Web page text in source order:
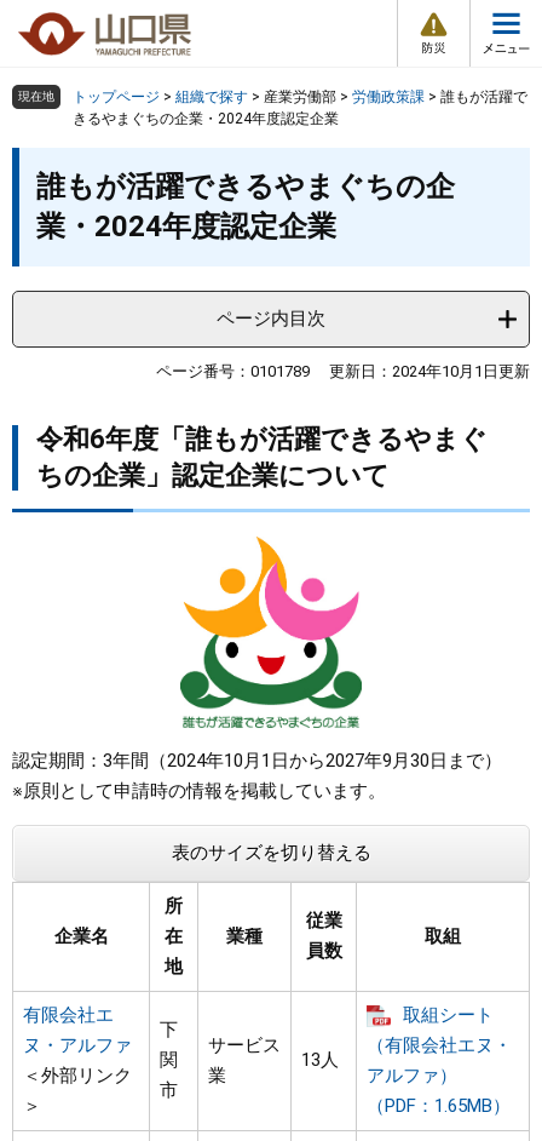
の
頭
ー
飛
情
報
メ
ュ
組織で探す
教育・文化・スポーツ
検索の仕方 組織で探す サイトマップで探す
現在地 トップページ > 組織で探す > 産業労働部 > 労働政策課 > 誰もが活躍で
きるやまぐちの企業・2024年度認定企業
誰もが活躍できるやまぐちの企
業・2024年度認定企業
ページ内目次
ページ番号：0101789 更新日：2024年10月1日更新
令和6年度「誰もが活躍できるやまぐ
ちの企業」認定企業について
認定期間：3年間（2024年10月1日から2027年9月30日まで）
※原則として申請時の情報を掲載しています。
表のサイズを切り替える
企業名
所
在
地
業種
従業
員数
取組
有限会社エ
ヌ・アルファ
＜外部リンク
＞
下
関
市
サービス
業
13人
取組シート
（有限会社エヌ・
アルファ）
（PDF：1.65MB）